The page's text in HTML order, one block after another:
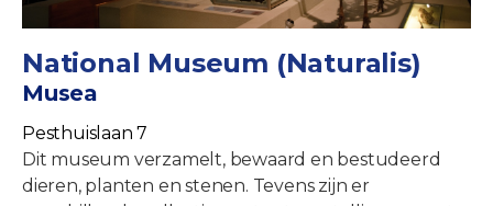
National Museum (Naturalis)
Musea
Pesthuislaan 7
Dit museum verzamelt, bewaard en bestudeerd
dieren, planten en stenen. Tevens zijn er